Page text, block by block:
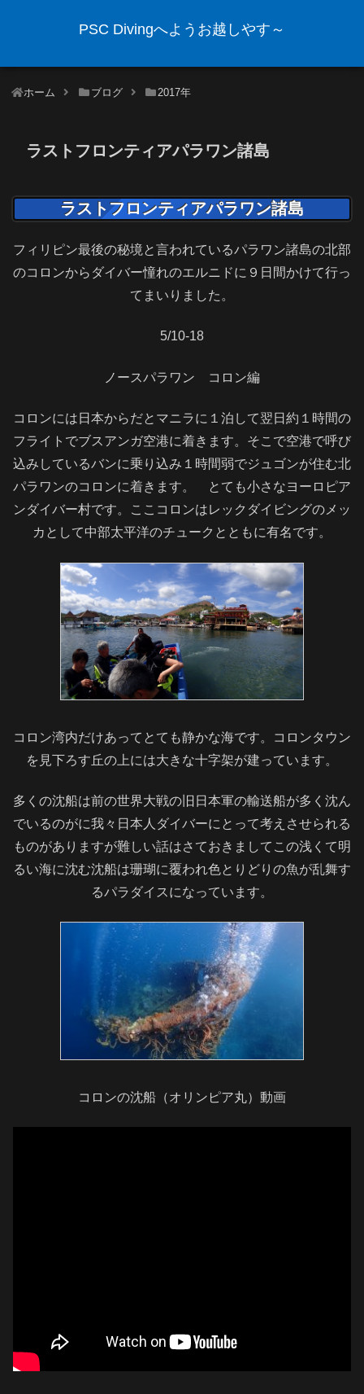
PSC Divingへようお越しやす～
ホーム ブログ 2017年
ラストフロンティアパラワン諸島
ラストフロンティアパラワン諸島
フィリピン最後の秘境と言われているパラワン諸島の北部
のコロンからダイバー憧れのエルニドに９日間かけて行っ
てまいりました。
5/10-18
ノースパラワン コロン編
コロンには日本からだとマニラに１泊して翌日約１時間の
フライトでブスアンガ空港に着きます。そこで空港で呼び
込みしているバンに乗り込み１時間弱でジュゴンが住む北
パラワンのコロンに着きます。 とても小さなヨーロピア
ンダイバー村です。ここコロンはレックダイビングのメッ
カとして中部太平洋のチュークとともに有名です。
コロン湾内だけあってとても静かな海です。コロンタウン
を見下ろす丘の上には大きな十字架が建っています。
多くの沈船は前の世界大戦の旧日本軍の輸送船が多く沈ん
でいるのがに我々日本人ダイバーにとって考えさせられる
ものがありますが難しい話はさておきましてこの浅くて明
るい海に沈む沈船は珊瑚に覆われ色とりどりの魚が乱舞す
るパラダイスになっています。
コロンの沈船（オリンピア丸）動画